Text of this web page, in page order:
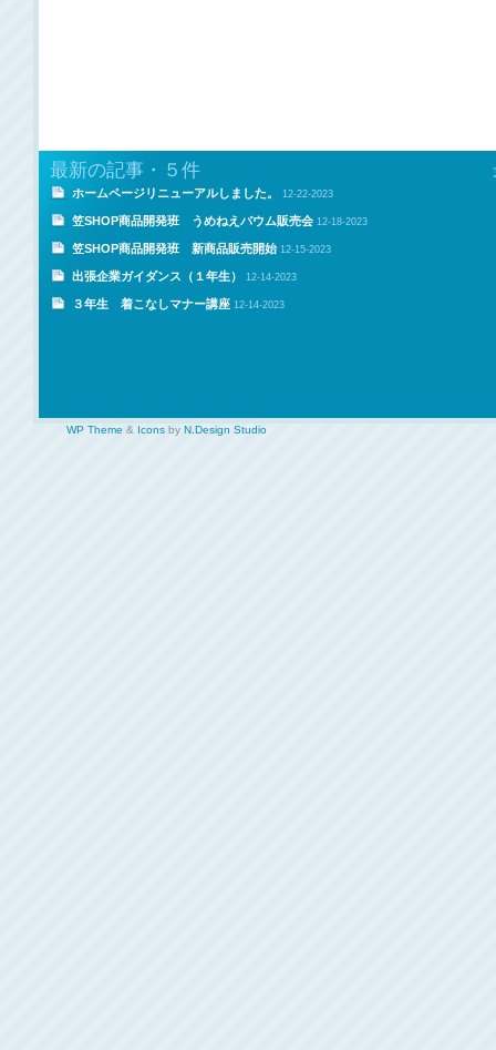
最新の記事・５件
ホームページリニューアルしました。 12-22-2023
笠SHOP商品開発班 うめねえバウム販売会 12-18-2023
笠SHOP商品開発班 新商品販売開始 12-15-2023
出張企業ガイダンス（１年生） 12-14-2023
３年生 着こなしマナー講座 12-14-2023
WP Theme & Icons by N.Design Studio